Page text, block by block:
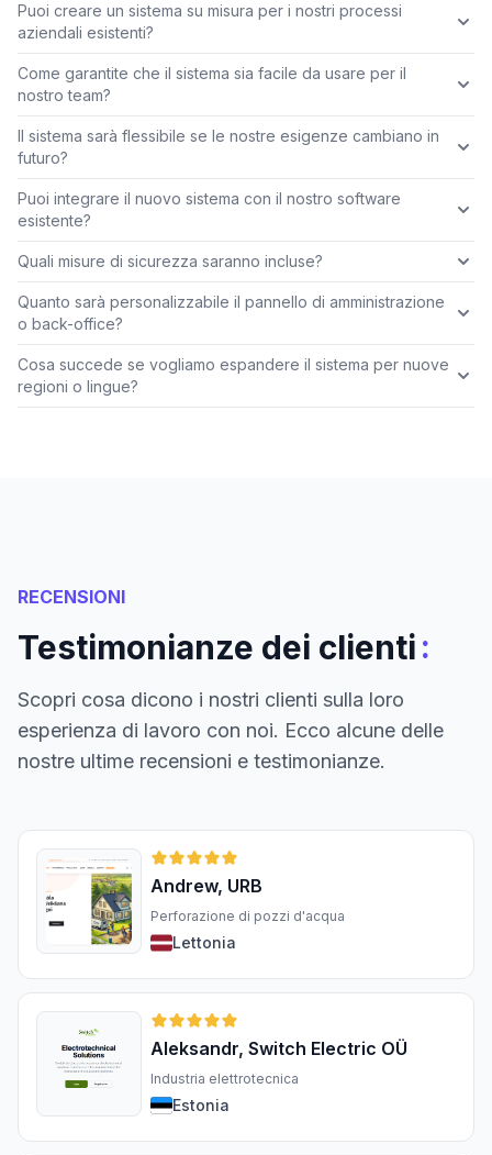
Puoi creare un sistema su misura per i nostri processi
aziendali esistenti?
Come garantite che il sistema sia facile da usare per il
nostro team?
Il sistema sarà flessibile se le nostre esigenze cambiano in
futuro?
Puoi integrare il nuovo sistema con il nostro software
esistente?
Quali misure di sicurezza saranno incluse?
Quanto sarà personalizzabile il pannello di amministrazione
o back-office?
Cosa succede se vogliamo espandere il sistema per nuove
regioni o lingue?
RECENSIONI
Testimonianze dei clienti:
Scopri cosa dicono i nostri clienti sulla loro
esperienza di lavoro con noi. Ecco alcune delle
nostre ultime recensioni e testimonianze.
Andrew, URB
Perforazione di pozzi d'acqua
Lettonia
Aleksandr, Switch Electric OÜ
Industria elettrotecnica
Estonia